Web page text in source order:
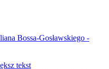
Bossa-Gosławskiego -
tekst